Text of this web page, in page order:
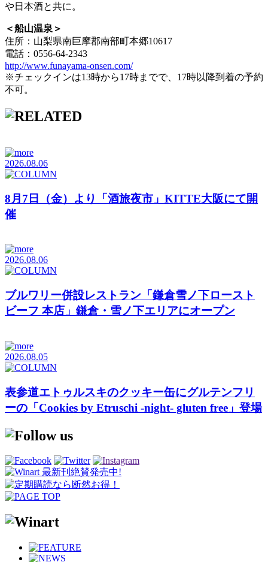
や日本酒と共に。
＜船山温泉＞
住所：山梨県南巨摩郡南部町本郷10617
電話：0556-64-2343
http://www.funayama-onsen.com/
※チェックインは13時から17時までで、17時以降到着の予約
不可。
2026.08.06
8月7日（金）より「酒旅夜市」KITTE大阪にて開
催
2026.08.06
ブルワリー併設レストラン「鎌倉雪ノ下ロースト
ビーフ 本店」鎌倉・雪ノ下エリアにオープン
2026.08.05
表参道エトゥルスキのクッキー缶にグルテンフリ
ーの「Cookies by Etruschi -night- gluten free」登場